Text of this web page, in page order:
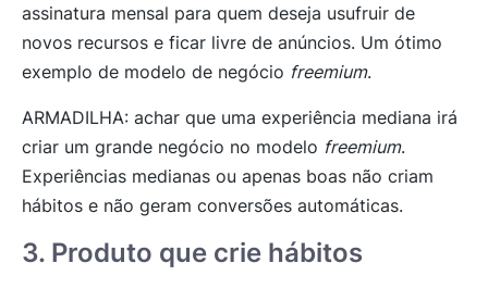
assinatura mensal para quem deseja usufruir de
novos recursos e ficar livre de anúncios. Um ótimo
exemplo de modelo de negócio freemium.
ARMADILHA: achar que uma experiência mediana irá
criar um grande negócio no modelo freemium.
Experiências medianas ou apenas boas não criam
hábitos e não geram conversões automáticas.
3. Produto que crie hábitos